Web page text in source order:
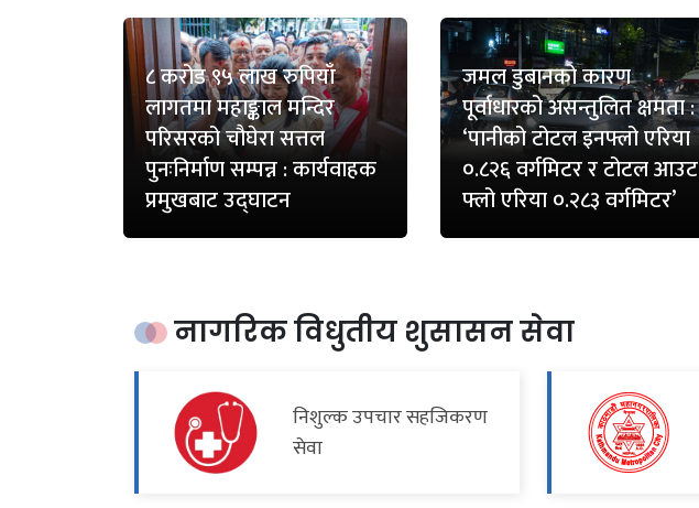
८ करोड ९५ लाख रुपियाँ
लागतमा महाङ्काल मन्दिर
परिसरको चौघेरा सत्तल
पुनःनिर्माण सम्पन्न : कार्यवाहक
प्रमुखबाट उद्घाटन
जमल डुबानको कारण
पूर्वाधारको असन्तुलित क्षमता :
‘पानीको टोटल इनफ्लो एरिया
०.८२६ वर्गमिटर र टोटल आउट
फ्लो एरिया ०.२८३ वर्गमिटर’
नागरिक विधुतीय शुसासन सेवा
निशुल्क उपचार सहजिकरण
सेवा